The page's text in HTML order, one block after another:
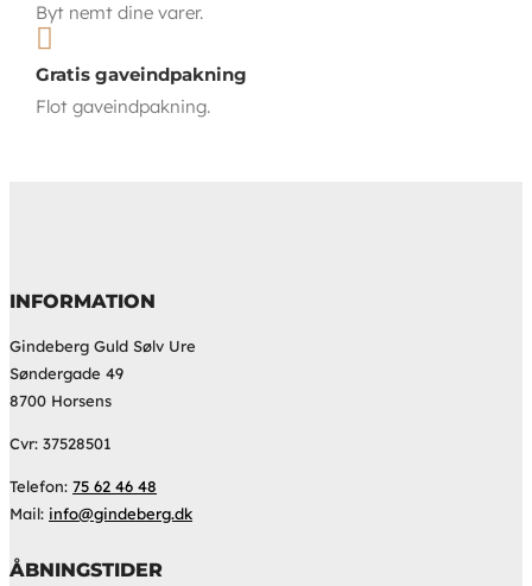
Byt nemt dine varer.

Gratis gaveindpakning
Flot gaveindpakning.
INFORMATION
Gindeberg Guld Sølv Ure
Søndergade 49
8700 Horsens
Cvr: 37528501
Telefon: 75 62 46 48
Mail: info@gindeberg.dk
ÅBNINGSTIDER